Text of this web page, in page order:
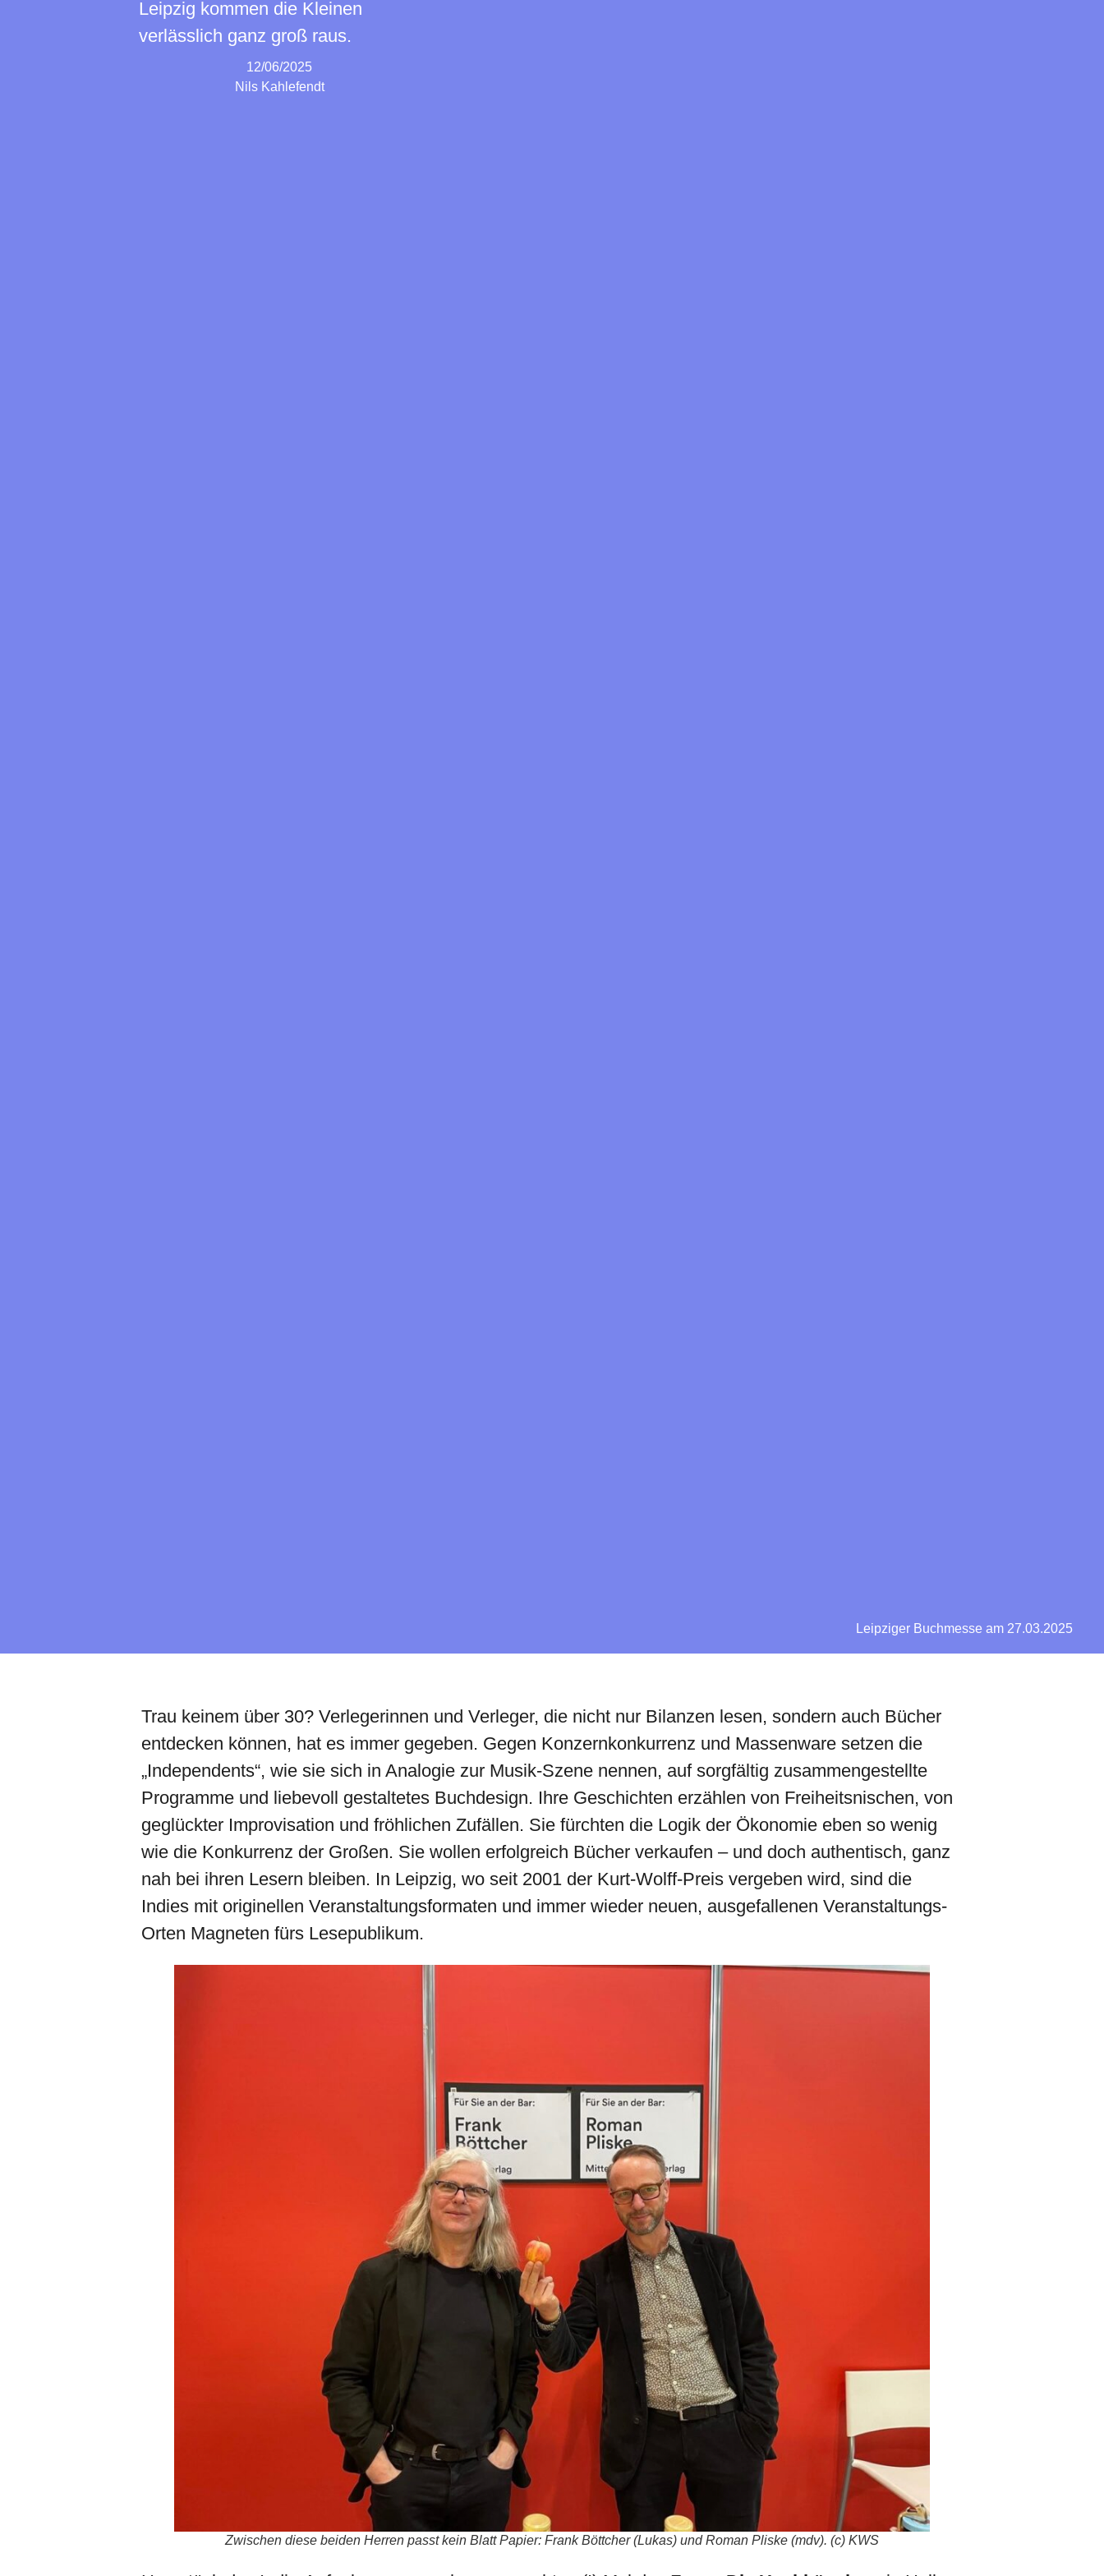
Leipzig kommen die Kleinen
verlässlich ganz groß raus.
12/06/2025
Nils Kahlefendt
Leipziger Buchmesse am 27.03.2025
Trau keinem über 30? Verlegerinnen und Verleger, die nicht nur Bilanzen lesen, sondern auch Bücher
entdecken können, hat es immer gegeben. Gegen Konzernkonkurrenz und Massenware setzen die
„Independents“, wie sie sich in Analogie zur Musik-Szene nennen, auf sorgfältig zusammengestellte
Programme und liebevoll gestaltetes Buchdesign. Ihre Geschichten erzählen von Freiheitsnischen, von
geglückter Improvisation und fröhlichen Zufällen. Sie fürchten die Logik der Ökonomie eben so wenig
wie die Konkurrenz der Großen. Sie wollen erfolgreich Bücher verkaufen – und doch authentisch, ganz
nah bei ihren Lesern bleiben. In Leipzig, wo seit 2001 der Kurt-Wolff-Preis vergeben wird, sind die
Indies mit originellen Veranstaltungsformaten und immer wieder neuen, ausgefallenen Veranstaltungs-
Orten Magneten fürs Lesepublikum.
Zwischen diese beiden Herren passt kein Blatt Papier: Frank Böttcher (Lukas) und Roman Pliske (mdv). (c) KWS